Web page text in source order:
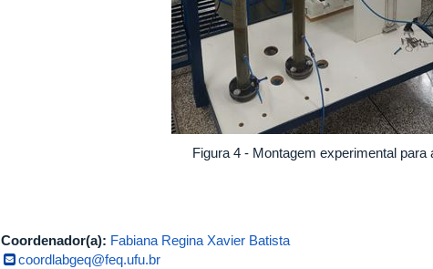
Figura 4 - Montagem experimental para
Coordenador(a): Fabiana Regina Xavier Batista
coordlabgeq@feq.ufu.br